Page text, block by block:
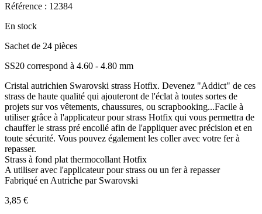
Référence : 12384
En stock
Sachet de 24 pièces
SS20 correspond à 4.60 - 4.80 mm
Cristal autrichien Swarovski strass Hotfix. Devenez "Addict" de ces
strass de haute qualité qui ajouteront de l'éclat à toutes sortes de
projets sur vos vêtements, chaussures, ou scrapbooking...Facile à
utiliser grâce à l'applicateur pour strass Hotfix qui vous permettra de
chauffer le strass pré encollé afin de l'appliquer avec précision et en
toute sécurité. Vous pouvez également les coller avec votre fer à
repasser.
Strass à fond plat thermocollant Hotfix
A utiliser avec l'applicateur pour strass ou un fer à repasser
Fabriqué en Autriche par Swarovski
3,85 €